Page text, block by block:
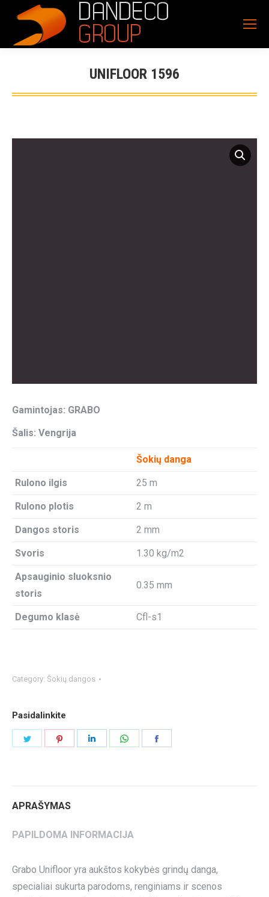
UNIFLOOR 1596
Gamintojas: GRABO
Šalis: Vengrija
Šokių danga
Rulono ilgis 25 m
Rulono plotis 2 m
Dangos storis 2 mm
Svoris 1.30 kg/m2
Apsauginio sluoksnio
storis
0.35 mm
Degumo klasė Cfl-s1
Category: Šokių dangos
Pasidalinkite
APRAŠYMAS
PAPILDOMA INFORMACIJA
Grabo Unifloor yra aukštos kokybės grindų danga,
specialiai sukurta parodoms, renginiams ir scenos